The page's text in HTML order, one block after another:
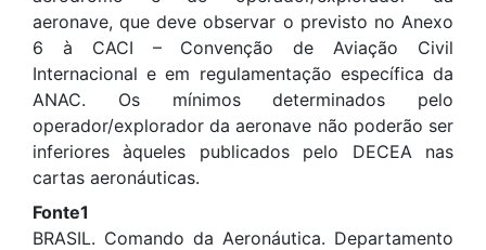
aeronave, que deve observar o previsto no Anexo
6 à CACI – Convenção de Aviação Civil
Internacional e em regulamentação específica da
ANAC. Os mínimos determinados pelo
operador/explorador da aeronave não poderão ser
inferiores àqueles publicados pelo DECEA nas
cartas aeronáuticas.
Fonte1
BRASIL. Comando da Aeronáutica. Departamento